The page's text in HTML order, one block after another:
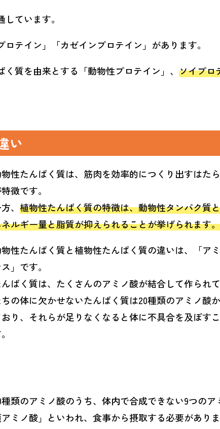
ています。
テイン」「カゼインプロテイン」があります。
質を由来とする「動物性プロテイン」、 ソイプロ
い
性たんぱく質は、筋肉を効率的につくり出すはた
徴です。
、 植物性たんぱく質の特徴は、動物性タンパク質
ルギー量と脂質が抑えられることが挙げられます。
性たんぱく質と植物性たんぱく質の違いは、「ア
」です。
ぱく質は、たくさんのアミノ酸が結合して作られ
の体に欠かせないたんぱく質は20種類のアミノ酸
り、それらが足りなくなると体に不具合を及ぼす
種類のアミノ酸のうち、体内で合成できない9つのア
ミノ酸」といわれ、食事から摂取する必要がありま